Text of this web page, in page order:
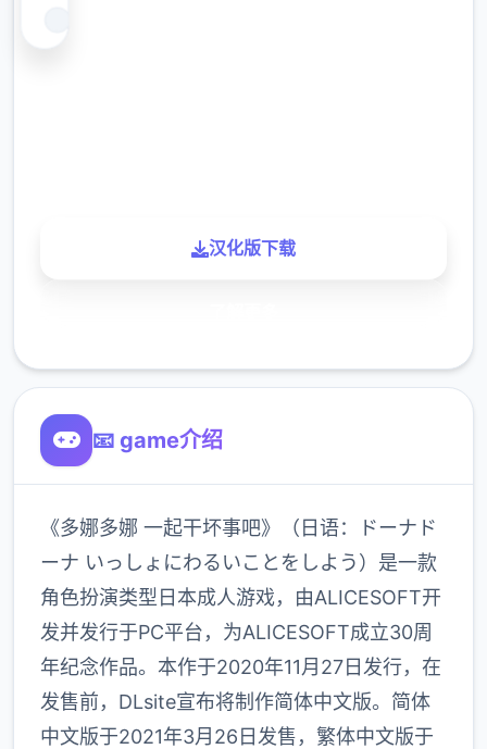
汉化版下载
📧 game介绍
《多娜多娜 一起干坏事吧》（日语：ドーナド
ーナ いっしょにわるいことをしよう）是一款
角色扮演类型日本成人游戏，由ALICESOFT开
发并发行于PC平台，为ALICESOFT成立30周
年纪念作品。本作于2020年11月27日发行，在
发售前，DLsite宣布将制作简体中文版。简体
中文版于2021年3月26日发售，繁体中文版于